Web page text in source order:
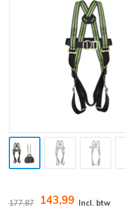
177,87 143,99 Incl. btw